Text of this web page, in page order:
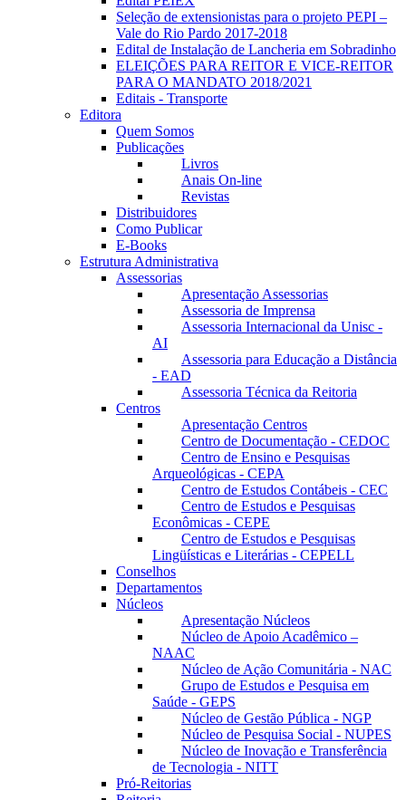
Seleção de extensionistas para o projeto PEPI –
Vale do Rio Pardo 2017-2018
Edital de Instalação de Lancheria em Sobradinho
ELEIÇÕES PARA REITOR E VICE-REITOR
PARA O MANDATO 2018/2021
Editais - Transporte
Editora
Quem Somos
Publicações
Livros
Anais On-line
Revistas
Distribuidores
Como Publicar
E-Books
Estrutura Administrativa
Assessorias
Apresentação Assessorias
Assessoria de Imprensa
Assessoria Internacional da Unisc -
AI
Assessoria para Educação a Distância
- EAD
Assessoria Técnica da Reitoria
Centros
Apresentação Centros
Centro de Documentação - CEDOC
Centro de Ensino e Pesquisas
Arqueológicas - CEPA
Centro de Estudos Contábeis - CEC
Centro de Estudos e Pesquisas
Econômicas - CEPE
Centro de Estudos e Pesquisas
Lingüísticas e Literárias - CEPELL
Conselhos
Departamentos
Núcleos
Apresentação Núcleos
Núcleo de Apoio Acadêmico –
NAAC
Núcleo de Ação Comunitária - NAC
Grupo de Estudos e Pesquisa em
Saúde - GEPS
Núcleo de Gestão Pública - NGP
Núcleo de Pesquisa Social - NUPES
Núcleo de Inovação e Transferência
de Tecnologia - NITT
Pró-Reitorias